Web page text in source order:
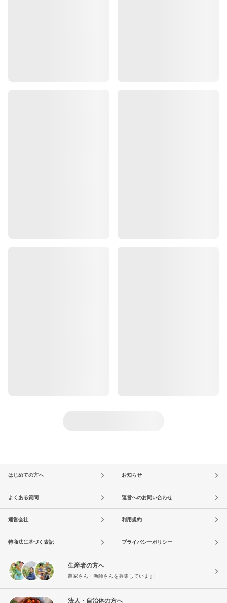
はじめての方へ お知らせ
よくある質問 運営へのお問い合わせ
運営会社 利用規約
特商法に基づく表記 プライバシーポリシー
生産者の方へ
農家さん・漁師さんを募集しています!
法人・自治体の方へ